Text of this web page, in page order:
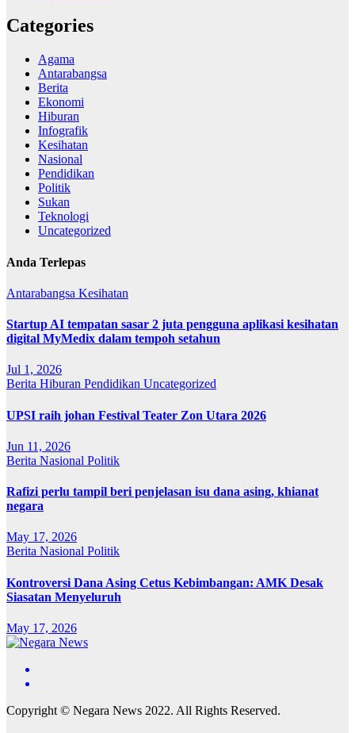
Categories
Agama
Antarabangsa
Berita
Ekonomi
Hiburan
Infografik
Kesihatan
Nasional
Pendidikan
Politik
Sukan
Teknologi
Uncategorized
Anda Terlepas
Antarabangsa Kesihatan
Startup AI tempatan sasar 2 juta pengguna aplikasi kesihatan
digital MyMedix dalam tempoh setahun
Jul 1, 2026
Berita Hiburan Pendidikan Uncategorized
UPSI raih johan Festival Teater Zon Utara 2026
Jun 11, 2026
Berita Nasional Politik
Rafizi perlu tampil beri penjelasan isu dana asing, khianat
negara
May 17, 2026
Berita Nasional Politik
Kontroversi Dana Asing Cetus Kebimbangan: AMK Desak
Siasatan Menyeluruh
May 17, 2026
Copyright © Negara News 2022. All Rights Reserved.